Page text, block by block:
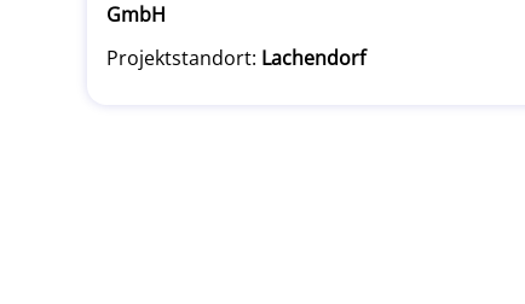
GmbH
Projektstandort: Lachendorf